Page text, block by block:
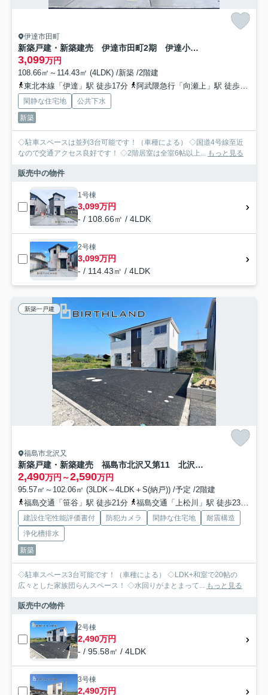
伊達市田町
新築戸建・新築建売 伊達市田町2期 伊達小・伊達中
3,099万円
108.66㎡～114.43㎡ (4LDK) /新築 /2階建
東北本線「伊達」駅 徒歩17分
阿武隈急行「向瀬上」駅 徒歩27分
閑静な住宅地
公共下水
新築
◇駐車スペースは並列3台可能です！（車種による） ◇国道4号線至近
なので交通アクセス良好です！ ◇2階居室は全室6帖以上...
もっと見る
販売中の物件
1号棟
3,099万円
- / 108.66㎡ / 4LDK
2号棟
3,099万円
- / 114.43㎡ / 4LDK
新築一戸建
福島市北沢又
新築戸建・新築建売 福島市北沢又第11 北沢又小・信陵中
2,490万円～2,590万円
95.57㎡～102.06㎡ (3LDK～4LDK＋S(納戸)) /予定 /2階建
福島交通「笹谷」駅 徒歩21分
福島交通「上松川」駅 徒歩23分
建設住宅性能評価書付 防犯カメラ 閑静な住宅地
耐震構造
浄化槽排水
新築
◇駐車スペース3台可能です！（車種による） ◇LDK+和室で20帖の
広々とした家族団らんスペース！ ◇水回りがまとまって...
もっと見る
販売中の物件
2号棟
2,490万円
- / 95.58㎡ / 4LDK
3号棟
2,490万円